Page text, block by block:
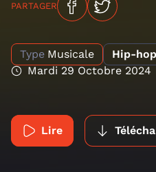
PARTAGER
Type Musicale Hip-hop
Mardi 29 Octobre 2024
Lire